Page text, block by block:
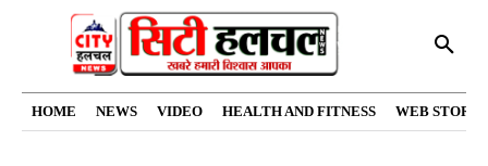
HOME NEWS VIDEO HEALTH AND FITNESS WEB